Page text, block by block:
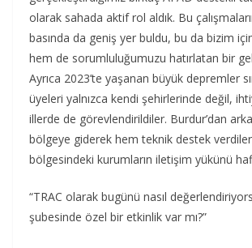
olarak sahada aktif rol aldık. Bu
basında da geniş yer buldu, bu da bizim
hem de sorumluluğumuzu hatırlatan bir
Ayrıca 2023’te yaşanan büyük depremler
üyeleri yalnızca kendi şehirlerinde değil,
illerde de görevlendirildiler. Burdur’dan
bölgeye giderek hem teknik destek
bölgesindeki kurumların iletişim yükünü
“TRAC olarak bugünü nasıl
şubesinde özel bir etkinlik var mı?”